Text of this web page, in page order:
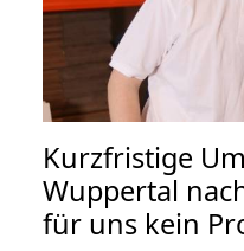
Kurzfristige
Wuppertal
für uns kein